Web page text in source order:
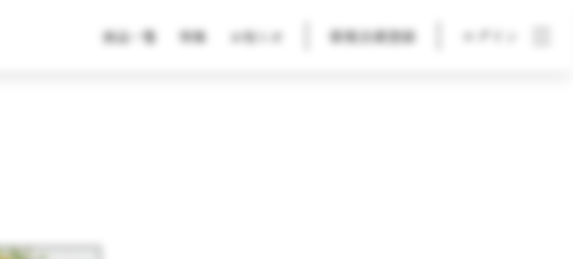
商品一覧 特集 お知らせ 新規会員登録 ログイン